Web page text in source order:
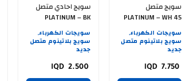
سويج متصل
PLATINUM – WH 45
AMPER
سويجات الكهرباء,
سويج بلاتينوم متصل
جديد
7.750
سويج احادي متصل
PLATINUM – BK
1WAY
سويجات الكهرباء,
سويج بلاتينوم متصل
جديد
2.500